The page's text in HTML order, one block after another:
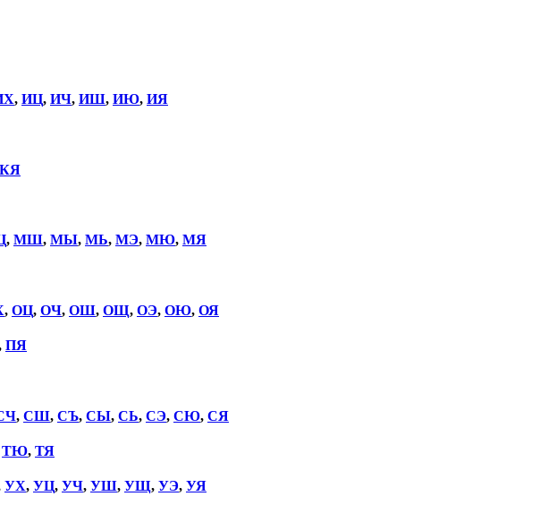
, ИЦ, ИЧ, ИШ, ИЮ, ИЯ
КЯ
, МШ, МЫ, МЬ, МЭ, МЮ, МЯ
, ОЦ, ОЧ, ОШ, ОЩ, ОЭ, ОЮ, ОЯ
ПЯ
, СШ, СЪ, СЫ, СЬ, СЭ, СЮ, СЯ
ТЮ, ТЯ
УХ, УЦ, УЧ, УШ, УЩ, УЭ, УЯ